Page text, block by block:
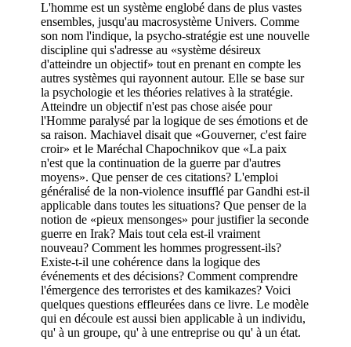
L'homme est un système englobé dans de plus vastes
ensembles, jusqu'au macrosystème Univers. Comme
son nom l'indique, la psycho-stratégie est une nouvelle
discipline qui s'adresse au «système désireux
d'atteindre un objectif» tout en prenant en compte les
autres systèmes qui rayonnent autour. Elle se base sur
la psychologie et les théories relatives à la stratégie.
Atteindre un objectif n'est pas chose aisée pour
l'Homme paralysé par la logique de ses émotions et de
sa raison. Machiavel disait que «Gouverner, c'est faire
croir» et le Maréchal Chapochnikov que «La paix
n'est que la continuation de la guerre par d'autres
moyens». Que penser de ces citations? L'emploi
généralisé de la non-violence insufflé par Gandhi est-il
applicable dans toutes les situations? Que penser de la
notion de «pieux mensonges» pour justifier la seconde
guerre en Irak? Mais tout cela est-il vraiment
nouveau? Comment les hommes progressent-ils?
Existe-t-il une cohérence dans la logique des
événements et des décisions? Comment comprendre
l'émergence des terroristes et des kamikazes? Voici
quelques questions effleurées dans ce livre. Le modèle
qui en découle est aussi bien applicable à un individu,
qu' à un groupe, qu' à une entreprise ou qu' à un état.